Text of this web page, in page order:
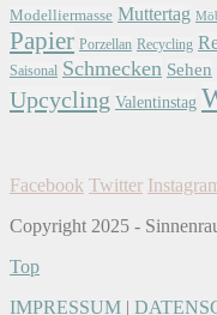
Modelliermasse Muttertag
Papier Porzellan Recycling
Saisonal Schmecken Sehen
Upcycling Valentinstag
Facebook Twitter
Copyright 2025 -
Top
IMPRESSUM |